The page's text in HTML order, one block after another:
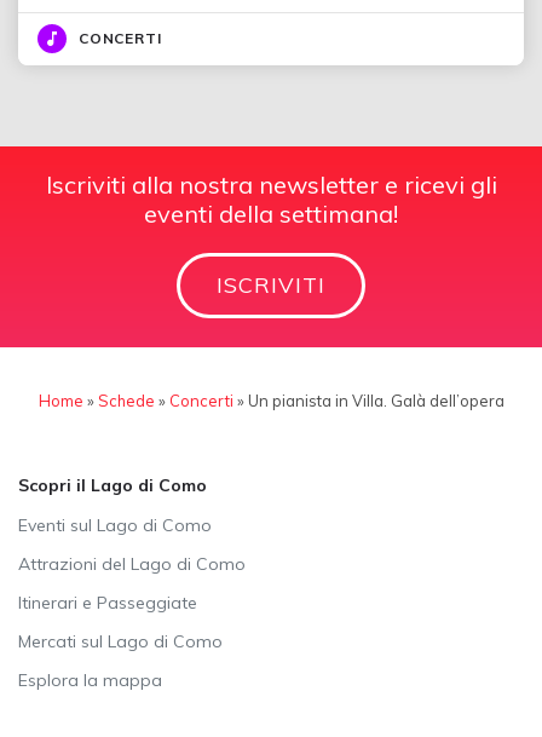
CONCERTI
Iscriviti alla nostra newsletter e ricevi gli
eventi della settimana!
ISCRIVITI
Home »Schede » Concerti » Un pianista in Villa. Galà dell’opera
Scopri il Lago di Como
Eventi sul Lago di Como
Attrazioni del Lago di Como
Itinerari e Passeggiate
Mercati sul Lago di Como
Esplora la mappa